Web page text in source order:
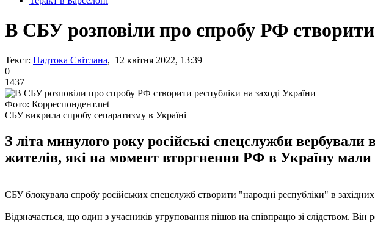
В СБУ розповіли про спробу РФ
Текст: Надтока Світлана, 12 квітня 2022, 13:39
0
1437
Фото: Корреспондент.net
СБУ викрила спробу сепаратизму в Україні
З літа минулого року російські спецслужби
жителів, які на момент вторгнення РФ в Україну
СБУ блокувала спробу російських спецслужб створити "народні республіки" в
Відзначається, що один з учасників угруповання пішов на співпрацю зі слідством.